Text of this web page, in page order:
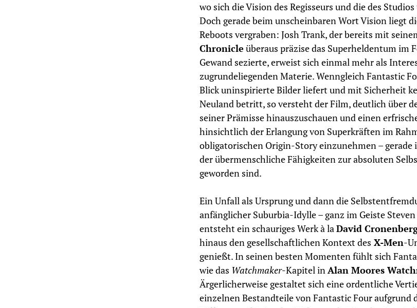
wo sich die Vision des Regisseurs und die des
Doch gerade beim unscheinbaren Wort Vision liegt
Reboots vergraben: Josh Trank, der bereits mit
Chronicle überaus präzise das Superheldentum im
Gewand sezierte, erweist sich einmal mehr als
zugrundeliegenden Materie. Wenngleich Fantastic
Blick uninspirierte Bilder liefert und mit Sicherheit
Neuland betritt, so versteht der Film, deutlich über
seiner Prämisse hinauszuschauen und einen
hinsichtlich der Erlangung von Superkräften im
obligatorischen Origin-Story einzunehmen – gerade
der übermenschliche Fähigkeiten zur absoluten
geworden sind.
Ein Unfall als Ursprung und dann die
anfänglicher Suburbia-Idylle – ganz im Geiste Steven
entsteht ein schauriges Werk à laDavid
hinaus den gesellschaftlichen Kontext des X-Men-
genießt. In seinen besten Momenten fühlt sich
wie das Watchmaker-Kapitel inAlan Moores
Ärgerlicherweise gestaltet sich eine ordentliche
einzelnen Bestandteile von Fantastic Four aufgrund